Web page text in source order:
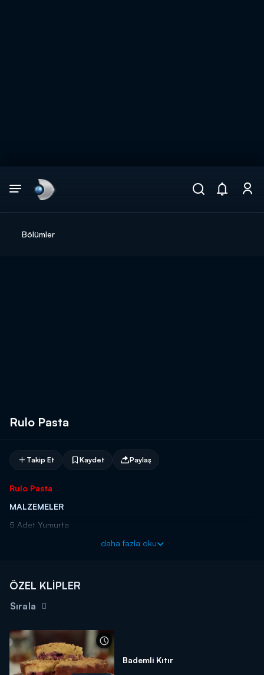
Bölümler
Rulo Pasta
Takip Et Kaydet Paylaş
Rulo Pasta
MALZEMELER
5 Adet Yumurta
1 Tatlı Kaşığı Kabarta Tozu
5 Su Bardağı Süt
5 Adet Yumurta Sarısı
5 Yemek Kaşığı Nişasta
daha fazla oku
ÖZEL KLİPLER
Sırala
Bademli Kıtır